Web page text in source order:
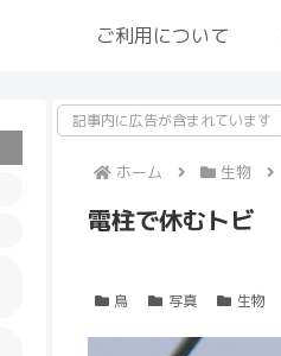
ご利用について
記事内に広告が含まれています
ホーム 生物
電柱で休むトビ
鳥 写真 生物